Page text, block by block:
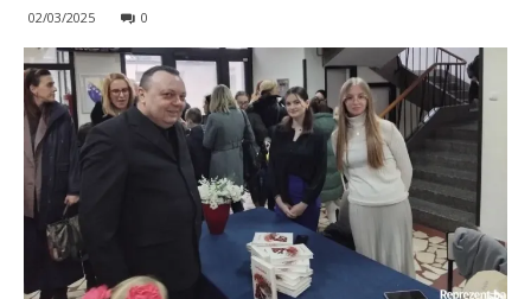
02/03/2025 0